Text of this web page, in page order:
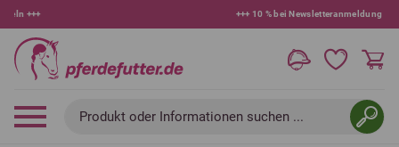
10 % bei Newsletteranmeldung +++
Produkt oder Informationen suchen ...